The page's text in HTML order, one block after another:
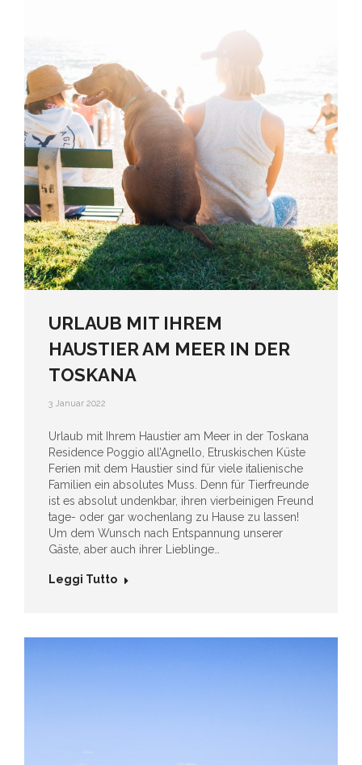
URLAUB MIT IHREM
HAUSTIER AM MEER IN DER
TOSKANA
3 Januar 2022
Urlaub mit Ihrem Haustier am Meer in der Toskana
Residence Poggio all’Agnello, Etruskischen Küste
Ferien mit dem Haustier sind für viele italienische
Familien ein absolutes Muss. Denn für Tierfreunde
ist es absolut undenkbar, ihren vierbeinigen Freund
tage- oder gar wochenlang zu Hause zu lassen!
Um dem Wunsch nach Entspannung unserer
Gäste, aber auch ihrer Lieblinge…
Leggi Tutto